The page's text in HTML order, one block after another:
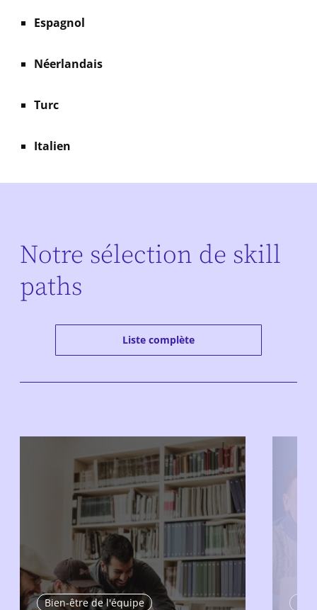
Espagnol
Néerlandais
Turc
Italien
Notre sélection de skill
paths
Liste complète
Bien-être de l'équipe